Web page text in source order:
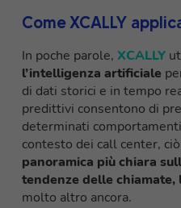
Come XCALLY
In poche parole, XCALLY
l’intelligenza artificiale
di dati storici e in tempo
predittivi consentono di
determinati
contesto dei call center,
panoramica più chiara
tendenze delle chiamate,
molto altro ancora.